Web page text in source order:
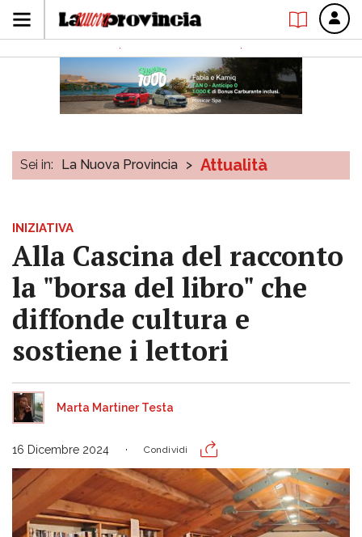
Sei in: La Nuova Provincia > Attualità
INIZIATIVA
Alla Cascina del racconto
la "borsa del libro" che
diffonde cultura e
sostiene i lettori
Marta Martiner Testa
16 Dicembre 2024 Condividi